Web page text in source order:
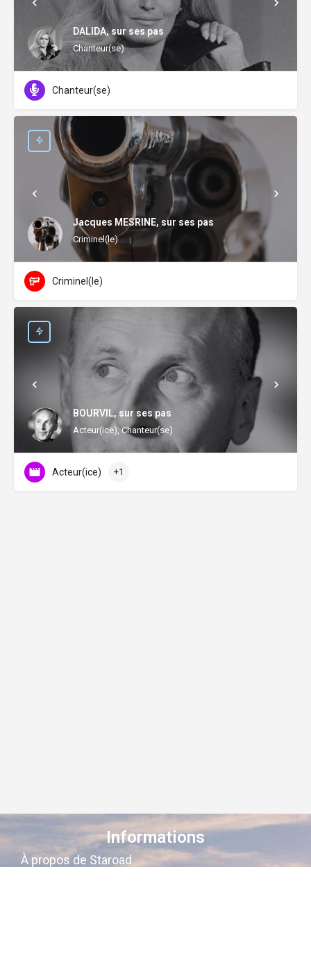
DALIDA, sur ses pas
Chanteur(se)
Chanteur(se)
Jacques MESRINE, sur ses pas
Criminel(le)
Criminel(le)
BOURVIL, sur ses pas
Acteur(ice), Chanteur(se)
Acteur(ice) +1
Informations
À propos de Staroad